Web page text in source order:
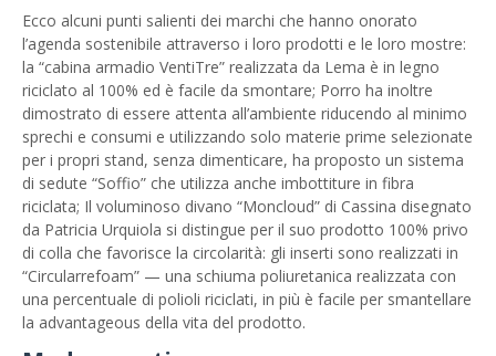
Ecco alcuni punti salienti dei marchi che hanno onorato
l’agenda sostenibile attraverso i loro prodotti e le loro mostre:
la “cabina armadio VentiTre” realizzata da Lema è in legno
riciclato al 100% ed è facile da smontare; Porro ha inoltre
dimostrato di essere attenta all’ambiente riducendo al minimo
sprechi e consumi e utilizzando solo materie prime selezionate
per i propri stand, senza dimenticare, ha proposto un sistema
di sedute “Soffio” che utilizza anche imbottiture in fibra
riciclata; Il voluminoso divano “Moncloud” di Cassina disegnato
da Patricia Urquiola si distingue per il suo prodotto 100% privo
di colla che favorisce la circolarità: gli inserti sono realizzati in
“Circularrefoam” — una schiuma poliuretanica realizzata con
una percentuale di polioli riciclati, in più è facile per smantellare
la advantageous della vita del prodotto.